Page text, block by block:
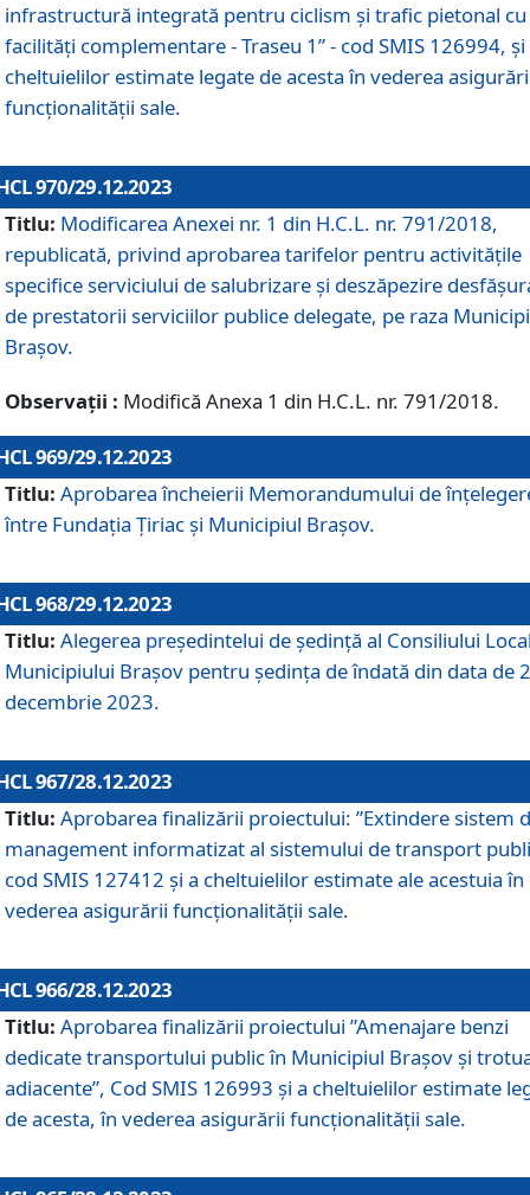
infrastructură integrată pentru ciclism şi trafic pietonal cu
facilităţi complementare - Traseu 1” - cod SMIS 126994, și
cheltuielilor estimate legate de acesta în vederea
funcționalității sale.
970/29.12.2023
Titlu: Modificarea Anexei nr. 1 din H.C.L. nr. 791/2018,
republicată, privind aprobarea tarifelor pentru activitățile
specifice serviciului de salubrizare și deszăpezire
de prestatorii serviciilor publice delegate, pe raza
Brașov.
Observații : Modifică Anexa 1 din H.C.L. nr. 791/2018.
969/29.12.2023
Titlu: Aprobarea încheierii Memorandumului de
între Fundația Țiriac și Municipiul Brașov.
968/29.12.2023
Titlu: Alegerea preşedintelui de şedinţă al Consiliului
Municipiului Braşov pentru ședința de îndată din data de
decembrie 2023.
967/28.12.2023
Titlu: Aprobarea finalizării proiectului: ”Extindere sistem
management informatizat al sistemului de transport
cod SMIS 127412 și a cheltuielilor estimate ale acestuia în
vederea asigurării funcționalității sale.
966/28.12.2023
Titlu: Aprobarea finalizării proiectului ”Amenajare benzi
dedicate transportului public în Municipiul Brașov şi
adiacente”, Cod SMIS 126993 și a cheltuielilor estimate
de acesta, în vederea asigurării funcționalității sale.